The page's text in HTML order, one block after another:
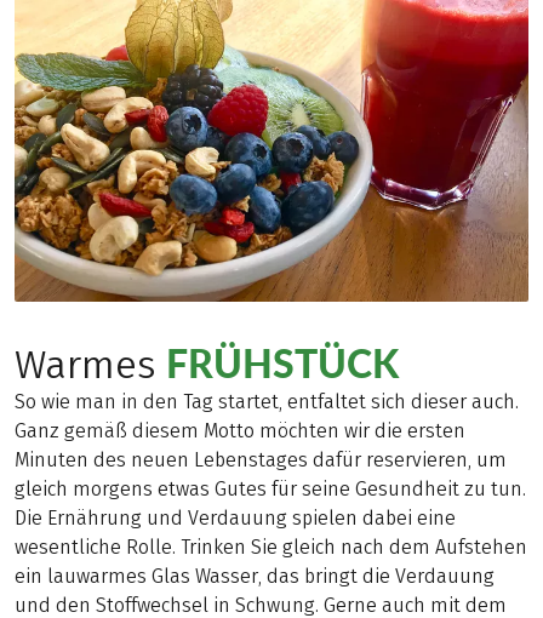
Warmes FRÜHSTÜCK
So wie man in den Tag startet, entfaltet sich dieser auch.
Ganz gemäß diesem Motto möchten wir die ersten
Minuten des neuen Lebenstages dafür reservieren, um
gleich morgens etwas Gutes für seine Gesundheit zu tun.
Die Ernährung und Verdauung spielen dabei eine
wesentliche Rolle. Trinken Sie gleich nach dem Aufstehen
ein lauwarmes Glas Wasser, das bringt die Verdauung
und den Stoffwechsel in Schwung. Gerne auch mit dem